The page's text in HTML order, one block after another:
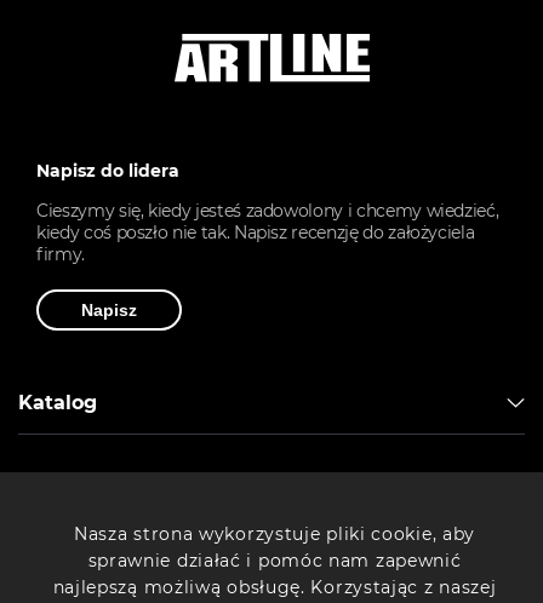
Napisz do lidera
Cieszymy się, kiedy jesteś zadowolony i chcemy wiedzieć,
kiedy coś poszło nie tak. Napisz recenzję do założyciela
firmy.
Napisz
Katalog
Drukarki 3D
Nasza strona wykorzystuje pliki cookie, aby
sprawnie działać i pomóc nam zapewnić
najlepszą możliwą obsługę. Korzystając z naszej